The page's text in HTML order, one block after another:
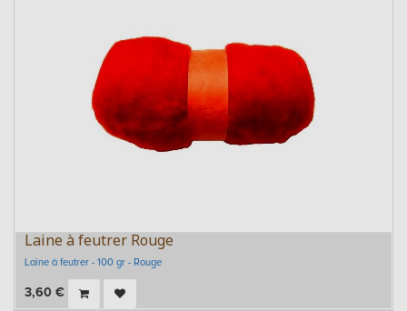
Laine à feutrer Rouge
Laine à feutrer - 100 gr - Rouge
3,60 €